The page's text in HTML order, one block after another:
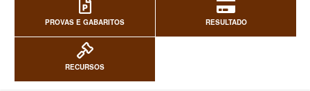
PROVAS E GABARITOS RESULTADO
RECURSOS